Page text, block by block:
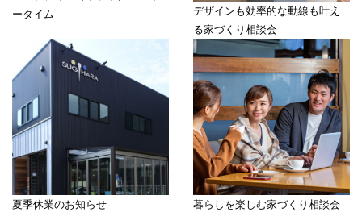
ータイム
デザインも効率的な動線も叶え
る家づくり相談会
夏季休業のお知らせ 暮らしを楽しむ家づくり相談会